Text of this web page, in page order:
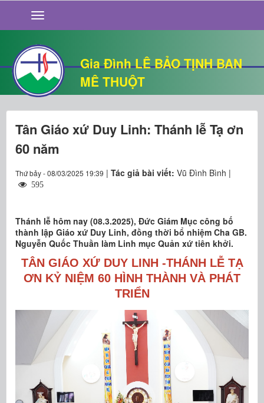
Gia Đình LÊ BẢO TỊNH BAN
MÊ THUỘT
GIỚI THIỆU
TIN TỨC
SỐNG ĐẠO
CHUYỆN NHÀ
QUÁN VĂN
THƯ GIÃN
Tân Giáo xứ Duy Linh: Thánh lễ Tạ ơn
60 năm
Thứ bảy - 08/03/2025 19:39 | Tác giả bài viết: Vũ Đình Bình |
595
Thánh lễ hôm nay (08.3.2025), Đức Giám Mục công bố
thành lập Giáo xứ Duy Linh, đồng thời bổ nhiệm Cha GB.
Nguyễn Quốc Thuần làm Linh mục Quản xứ tiên khởi.
TÂN GIÁO XỨ DUY LINH -THÁNH LỄ TẠ
ƠN KỶ NIỆM 60 HÌNH THÀNH VÀ PHÁT
TRIỂN